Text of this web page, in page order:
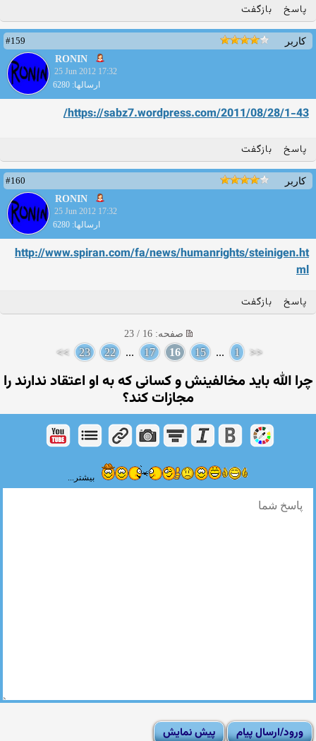
پاسخ بازگفت
کاربر
#159
RONIN
25 Jun 2012 17:32
ارسالها: 6280
https://sabz7.wordpress.com/2011/08/28/1-43/
پاسخ بازگفت
کاربر
#160
RONIN
25 Jun 2012 17:32
ارسالها: 6280
http://www.spiran.com/fa/news/humanrights/steinigen.ht
ml
پاسخ بازگفت
صفحه: 16 / 23
<<
1
...
15
16
17
...
22
23
>>
چرا الله باید مخالفینش و کسانی‌ که به او اعتقاد ندارند را
مجازات کند؟
بیشتر...